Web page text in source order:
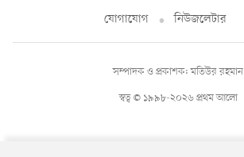
যোগাযোগ
নিউজলেটার
স্বত্ব © ১৯৯৮-২০২৬ প্রথম আলো
সম্পাদক ও প্রকাশক: মতিউর রহমান